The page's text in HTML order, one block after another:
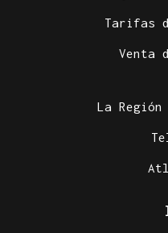
Tarifas
Venta
La